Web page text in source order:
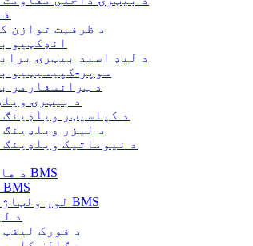
د ظرفیت توازن
انډکټیو
د لیډ اسید بیټرۍ
سوپر-کپیسیټیو
د ټرانسفارمر
د بیټرۍ
د کپاسیټر ویلډینګ
د لیزر ویلډینګ
د نیوماتیک ویلډینګ
د هارډویر BMS
سمارټ BMS
لوړ ولټاژ / ریلي BMS
د
د فورک